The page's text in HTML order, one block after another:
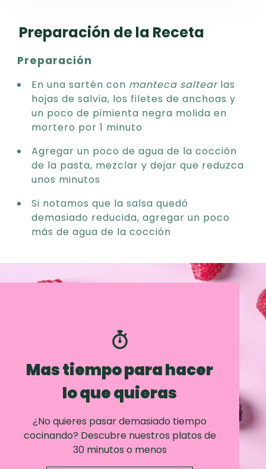
Preparación de la Receta
Preparación
En una sartén con manteca saltearlas
hojas de salvia, los filetes de anchoas y
un poco de pimienta negra molida en
mortero por 1 minuto
Agregar un poco de agua de la cocción
de la pasta, mezclar y dejar que reduzca
unos minutos
Si notamos que la salsa quedó
demasiado reducida, agregar un poco
más de agua de la cocción
Mas tiempo para hacer
lo que quieras
¿No quieres pasar demasiado tiempo
cocinando? Descubre nuestros platos de
30 minutos o menos